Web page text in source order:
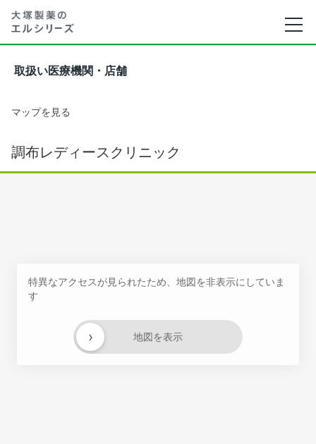
取扱い医療機関・店舗
マップを見る
調布レディースクリニック
特異なアクセスが見られたため、地図を非表示にしていま
す
地図を表示
›